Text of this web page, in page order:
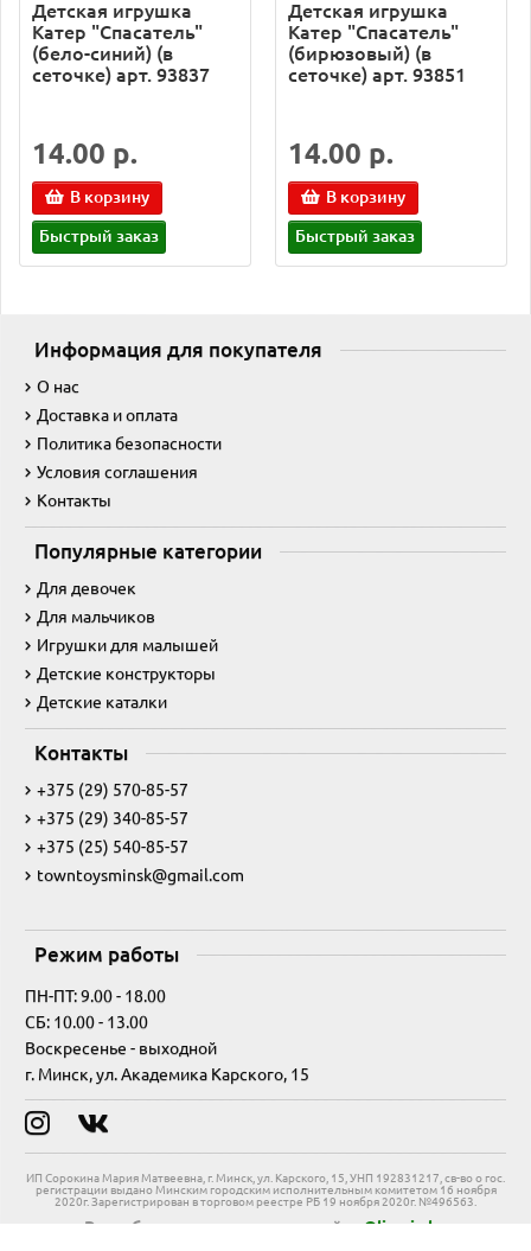
Детская игрушка
Катер "Спасатель"
(бело-синий) (в
сеточке) арт. 93837
14.00 р.
В корзину
Быстрый заказ
Детская игрушка
Катер "Спасатель"
(бирюзовый) (в
сеточке) арт. 93851
14.00 р.
В корзину
Быстрый заказ
Информация для покупателя
О нас
Доставка и оплата
Политика безопасности
Условия соглашения
Контакты
Популярные категории
Для девочек
Для мальчиков
Игрушки для малышей
Детские конструкторы
Детские каталки
Контакты
+375 (29) 570-85-57
+375 (29) 340-85-57
+375 (25) 540-85-57
towntoysminsk@gmail.com
Режим работы
ПН-ПТ: 9.00 - 18.00
СБ: 10.00 - 13.00
Воскресенье - выходной
г. Минск, ул. Академика Карского, 15
ИП Сорокина Мария Матвеевна, г. Минск, ул. Карского, 15, УНП 192831217, св-во о гос.
регистрации выдано Минским городским исполнительным комитетом 16 ноября
2020г. Зарегистрирован в торговом реестре РБ 19 ноября 2020г. №496563.
Разработка и продвижение сайта Olimpia.by